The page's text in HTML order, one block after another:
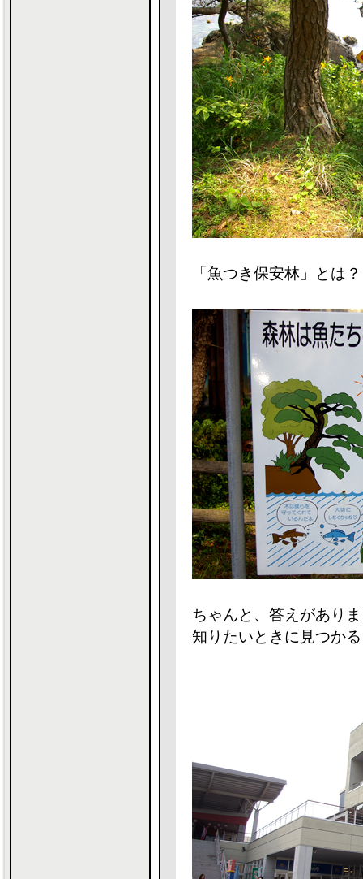
「魚つき保安林」とは？
ちゃんと、答えがあり
知りたいときに見つか